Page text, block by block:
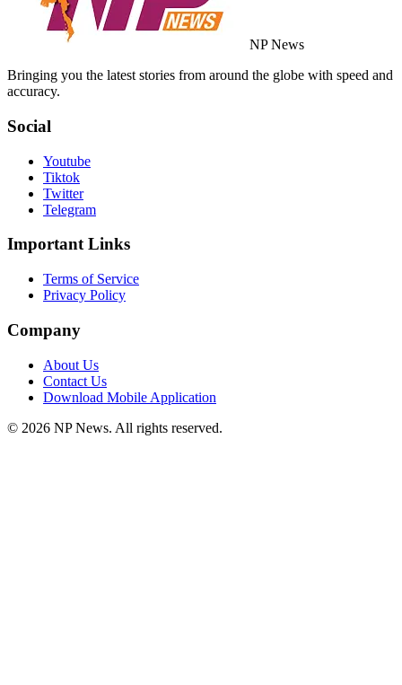
NP News
Bringing you the latest stories from around the globe with speed and
accuracy.
Social
Youtube
Tiktok
Twitter
Telegram
Important Links
Terms of Service
Privacy Policy
Company
About Us
Contact Us
Download Mobile Application
© 2026 NP News. All rights reserved.